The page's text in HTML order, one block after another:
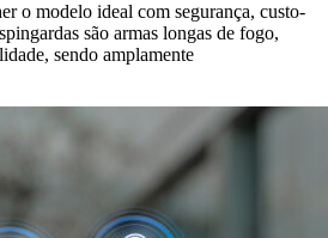
o modelo ideal com segurança, custo-
são armas longas de fogo,
sendo amplamente